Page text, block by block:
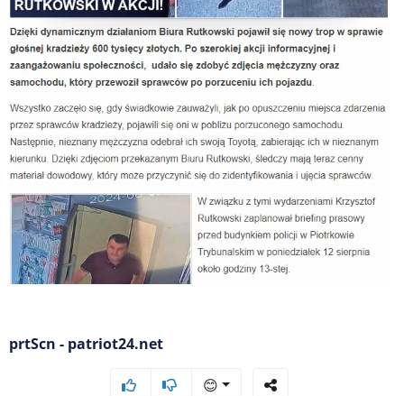
prtScn - patriot24.net
😊